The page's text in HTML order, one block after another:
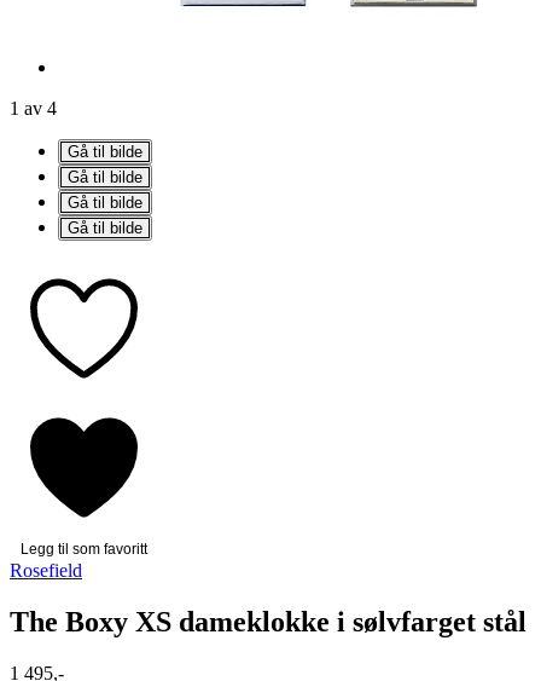
1 av 4
Gå til bilde
Gå til bilde
Gå til bilde
Gå til bilde
Legg til som favoritt
Rosefield
The Boxy XS dameklokke i sølvfarget stål
1 495,-